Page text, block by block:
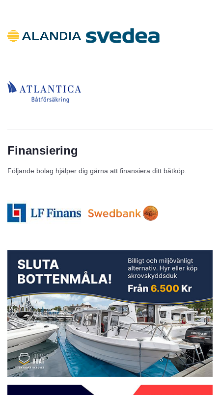
Finansiering
Följande bolag hjälper dig gärna att finansiera ditt båtköp.